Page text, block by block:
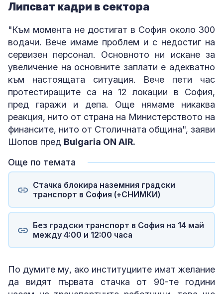
Липсват кадри в сектора
"Към момента не достигат в София около 300
водачи. Вече имаме проблем и с недостиг на
сервизен персонал. Основното ни искане за
увеличение на основните заплати е адекватно
към настоящата ситуация. Вече пети час
протестиращите са на 12 локации в София,
пред гаражи и депа. Още нямаме никаква
реакция, нито от страна на Министерството на
финансите, нито от Столичната община", заяви
Шопов пред Bulgaria ON AIR.
Още по темата
Стачка блокира наземния градски
транспорт в София (+СНИМКИ)
Без градски транспорт в София на 14 май
между 4:00 и 12:00 часа
По думите му, ако институциите имат желание
да видят първата стачка от 90-те години